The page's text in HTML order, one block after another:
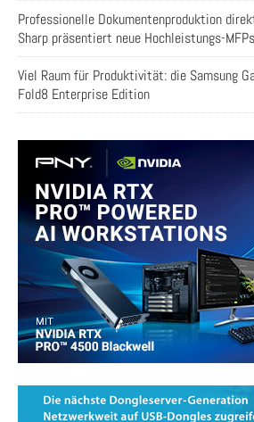
Professionelle Dokumentenproduktion
Sharp präsentiert neue Hochleistungs-MFPs
Viel Raum für Produktivität: die Samsung
Fold8 Enterprise Edition